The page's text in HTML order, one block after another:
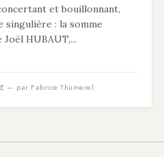
et bouillonnant,
singulière : la somme
HUBAUT,...
— par Fabrice Thumerel